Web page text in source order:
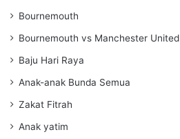
Bournemouth
Bournemouth vs Manchester United
Baju Hari Raya
Anak-anak Bunda Semua
Zakat Fitrah
Anak yatim